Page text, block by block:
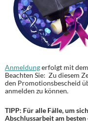
Anmeldungerfolgt mit
Beachten Sie: Zu diesem
den Promotionsbescheid
anmelden zu können.
TIPP: Für alle Fälle, um
Abschlussarbeit am